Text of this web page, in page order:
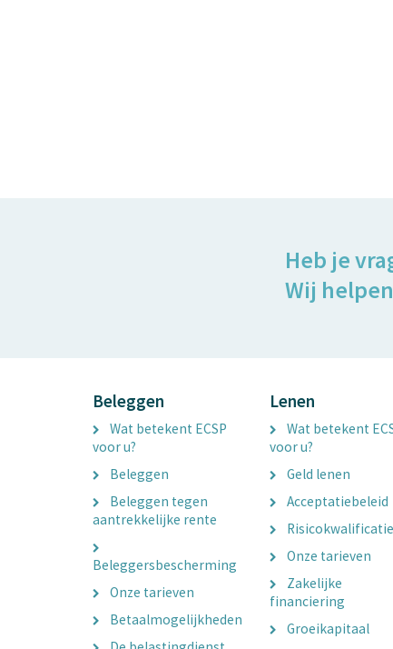
Heb je
Wij
Beleggen
Wat betekent ECSP
voor u?
Beleggen
Beleggen tegen
aantrekkelijke rente
Beleggersbescherming
Onze tarieven
Betaalmogelijkheden
Lenen
Wat betekent
voor u?
Geld lenen
Acceptatiebeleid
Risicokwalificatie
Onze tarieven
Zakelijke
financiering
Groeikapitaal